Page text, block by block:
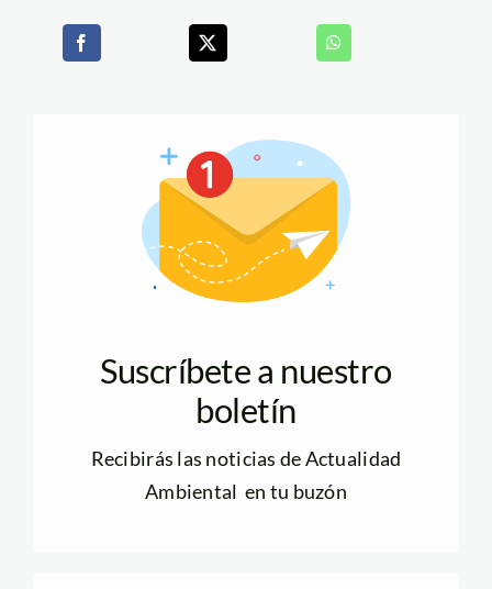
Suscríbete a nuestro
boletín
Recibirás las noticias de Actualidad
Ambiental en tu buzón